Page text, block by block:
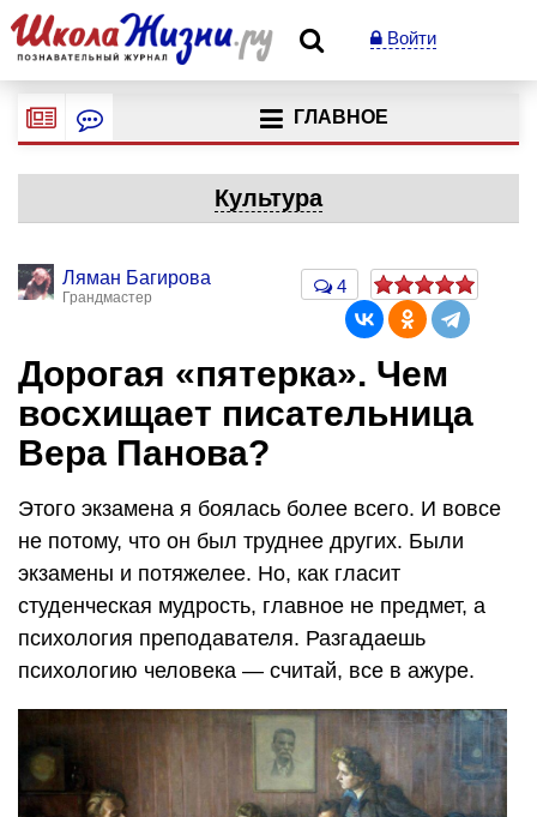
Войти
ГЛАВНОЕ
Культура
Ляман Багирова
Грандмастер
4
Дорогая «пятерка». Чем
восхищает писательница
Вера Панова?
Этого экзамена я боялась более всего. И вовсе
не потому, что он был труднее других. Были
экзамены и потяжелее. Но, как гласит
студенческая мудрость, главное не предмет, а
психология преподавателя. Разгадаешь
психологию человека — считай, все в ажуре.